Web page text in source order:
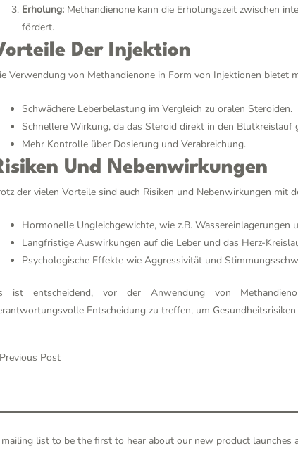
Erholung: Methandienone kann die Erholungszeit zwischen
fördert.
Der Injektion
Verwendung von Methandienone in Form von Injektionen bietet
Schwächere Leberbelastung im Vergleich zu oralen Steroiden.
Schnellere Wirkung, da das Steroid direkt in den Blutkreislauf
Mehr Kontrolle über Dosierung und Verabreichung.
Und Nebenwirkungen
der vielen Vorteile sind auch Risiken und Nebenwirkungen mit
Hormonelle Ungleichgewichte, wie z.B. Wassereinlagerungen
Langfristige Auswirkungen auf die Leber und das Herz-
Psychologische Effekte wie Aggressivität und
ist entscheidend, vor der Anwendung von
Entscheidung zu treffen, um Gesundheitsrisiken
Previous Post
list to be the first to hear about our new product launches